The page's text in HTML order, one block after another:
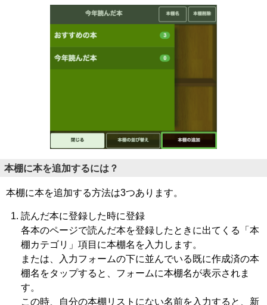
本棚に本を追加するには？
本棚に本を追加する方法は3つあります。
読んだ本に登録した時に登録
各本のページで読んだ本を登録したときに出てくる「本
棚カテゴリ」項目に本棚名を入力します。
または、入力フォームの下に並んでいる既に作成済の本
棚名をタップすると、フォームに本棚名が表示されま
す。
この時、自分の本棚リストにない名前を入力すると、新